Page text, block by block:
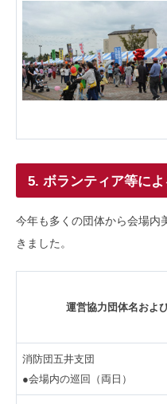
5. ボランティア等に
今年も多くの団体から会場内
きました。
運営協力団体名およ
消防団五井支団
●会場内の巡回（両日）